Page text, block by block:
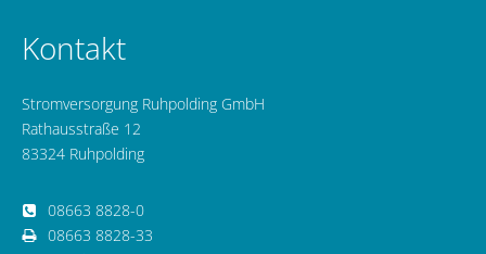
Kontakt
Stromversorgung Ruhpolding GmbH
Rathausstraße 12
83324 Ruhpolding
08663 8828-0
08663 8828-33